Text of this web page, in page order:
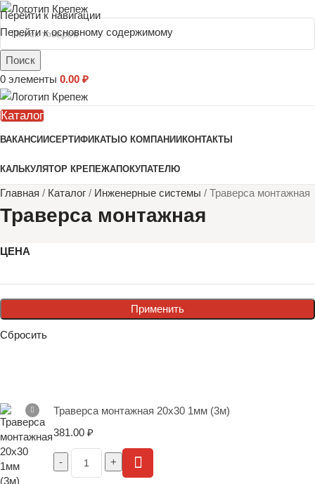
Перейти к навигации
Перейти к основному содержимому
Поиск
0 элементы 0.00 ₽
Каталог
ВАКАНСИИСЕРТИФИКАТЫ О КОМПАНИИ КОНТАКТЫ
КАЛЬКУЛЯТОР КРЕПЕЖАПОКУПАТЕЛЮ
Главная / Каталог / Инженерные системы / Траверса монтажная
Траверса монтажная
ЦЕНА
Применить
Сбросить
Траверса монтажная 20х30 1мм (3м)
381.00 ₽